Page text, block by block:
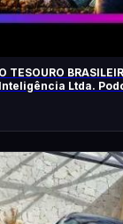
TESOURO
Inteligência Ltda.